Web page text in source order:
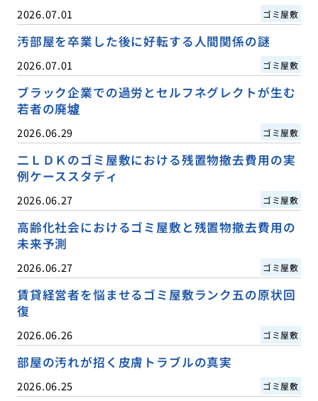
2026.07.01 ゴミ屋敷
汚部屋を卒業した後に好転する人間関係の謎
2026.07.01 ゴミ屋敷
ブラック企業での過労とセルフネグレクトが生む
若者の廃墟
2026.06.29 ゴミ屋敷
二ＬＤＫのゴミ屋敷における残置物撤去費用の実
例ケーススタディ
2026.06.27 ゴミ屋敷
高齢化社会におけるゴミ屋敷と残置物撤去費用の
未来予測
2026.06.27 ゴミ屋敷
賃貸経営者を悩ませるゴミ屋敷ランク五の原状回
復
2026.06.26 ゴミ屋敷
部屋の汚れが招く皮膚トラブルの真実
2026.06.25 ゴミ屋敷